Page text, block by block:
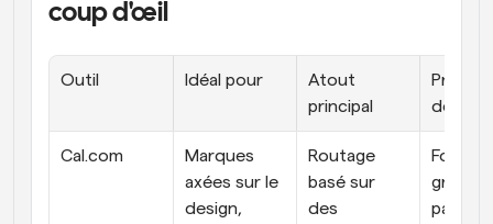
coup d'œil
Outil Idéal pour
Atout
principal
Prix de
départ
Cal.com
Marques
axées sur le
design,
Routage
basé sur
des
Formule
payant